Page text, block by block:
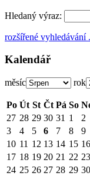
Hledaný výraz:
rozšířené vyhledávání
Kalendář
měsíc rok
Po Út St Čt Pá So
27 28 29 30 31 1
2
3
4 5 6 7 8
9
10 11 12 13 14 15 16
17 18 19 20 21 22 23
24 25 26 27 28 29 30